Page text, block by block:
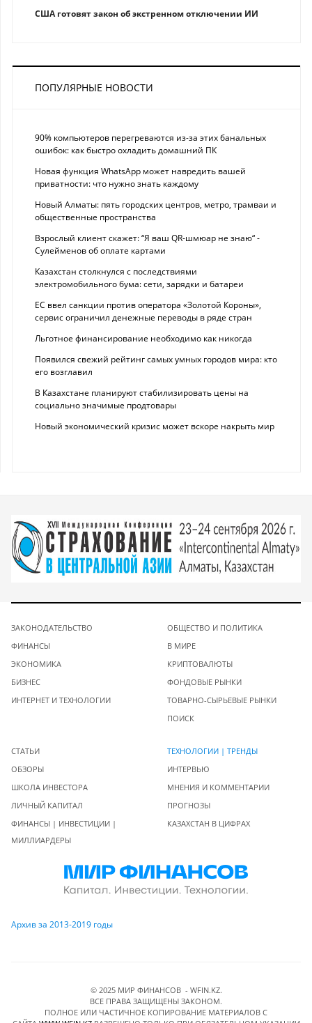
США готовят закон об экстренном отключении ИИ
ПОПУЛЯРНЫЕ НОВОСТИ
90% компьютеров перегреваются из-за этих банальных
ошибок: как быстро охладить домашний ПК
Новая функция WhatsApp может навредить вашей
приватности: что нужно знать каждому
Новый Алматы: пять городских центров, метро, трамваи и
общественные пространства
Взрослый клиент скажет: “Я ваш QR-шмюар не знаю“ -
Сулейменов об оплате картами
Казахстан столкнулся с последствиями
электромобильного бума: сети, зарядки и батареи
ЕС ввел санкции против оператора «Золотой Короны»,
сервис ограничил денежные переводы в ряде стран
Льготное финансирование необходимо как никогда
Появился свежий рейтинг самых умных городов мира: кто
его возглавил
В Казахстане планируют стабилизировать цены на
социально значимые продтовары
Новый экономический кризис может вскоре накрыть мир
ЗАКОНОДАТЕЛЬСТВО
ФИНАНСЫ
ЭКОНОМИКА
БИЗНЕС
ИНТЕРНЕТ И ТЕХНОЛОГИИ
ОБЩЕСТВО И ПОЛИТИКА
В МИРЕ
КРИПТОВАЛЮТЫ
ФОНДОВЫЕ РЫНКИ
ТОВАРНО-СЫРЬЕВЫЕ РЫНКИ
ПОИСК
СТАТЬИ
ОБЗОРЫ
ШКОЛА ИНВЕСТОРА
ЛИЧНЫЙ КАПИТАЛ
ФИНАНСЫ | ИНВЕСТИЦИИ |
МИЛЛИАРДЕРЫ
ТЕХНОЛОГИИ | ТРЕНДЫ
ИНТЕРВЬЮ
МНЕНИЯ И КОММЕНТАРИИ
ПРОГНОЗЫ
КАЗАХСТАН В ЦИФРАХ
Архив за 2013-2019 годы
© 2025 МИР ФИНАНСОВ - WFIN.KZ.
ВСЕ ПРАВА ЗАЩИЩЕНЫ ЗАКОНОМ.
ПОЛНОЕ ИЛИ ЧАСТИЧНОЕ КОПИРОВАНИЕ МАТЕРИАЛОВ C